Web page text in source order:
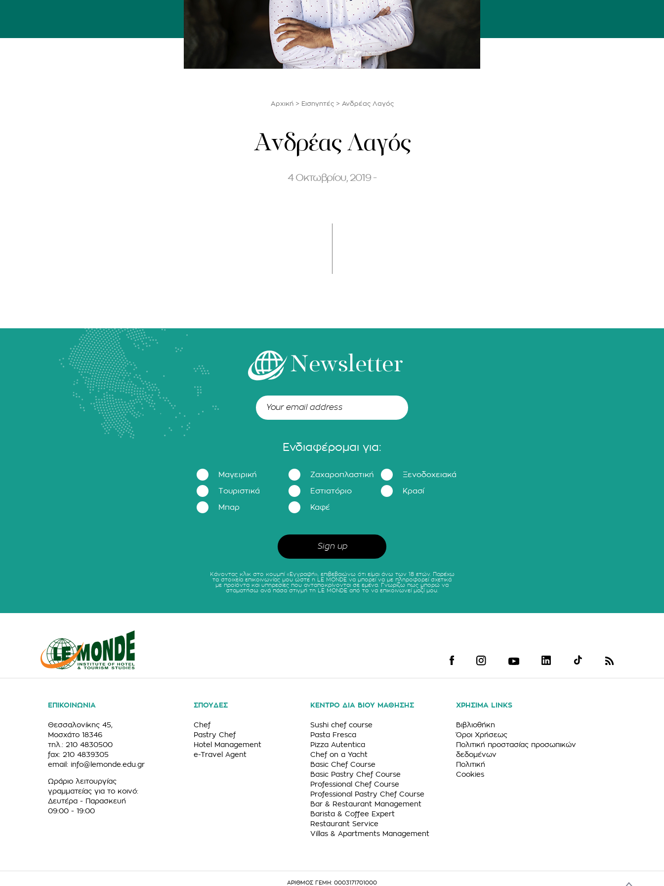
Αρχική> Εισηγητές> Ανδρέας Λαγός
Ανδρέας Λαγός
4 Οκτωβρίου, 2019 -
Newsletter
Ενδιαφέρομαι για:
Μαγειρική Ζαχαροπλαστική Ξενοδοχειακά
Τουριστικά Εστιατόριο Κρασί
Μπαρ Καφέ
Κάνοντας κλικ στο κουμπί «Εγγραφή», επιβεβαιώνω ότι είμαι άνω των 18 ετών. Παρέχω
τα στοιχεία επικοινωνίας μου ώστε η LE MONDE να μπορεί να με πληροφορεί σχετικά
με προϊόντα και υπηρεσίες που ανταποκρίνονται σε εμένα. Γνωρίζω πως μπορώ να
σταματήσω ανά πάσα στιγμή τη LE MONDE από το να επικοινωνεί μαζί μου.
ΕΠΙΚΟΙΝΩΝΙΑ
Θεσσαλονίκης 45,
Μοσχάτο 18346
τηλ.: 210 4830500
fax: 210 4839305
email: info@lemonde.edu.gr
Ωράριο λειτουργίας
γραμματείας για το κοινό:
Δευτέρα - Παρασκευή
09:00 - 19:00
ΣΠΟΥΔΕΣ
Chef
Pastry Chef
Hotel Management
e-Travel Agent
ΚΕΝΤΡΟ ΔΙΑ ΒΙΟΥ ΜΑΘΗΣΗΣ
Sushi chef course
Pasta Fresca
Pizza Autentica
Chef on a Yacht
Basic Chef Course
Basic Pastry Chef Course
Professional Chef Course
Professional Pastry Chef Course
Bar & Restaurant Management
Barista & Coffee Expert
Restaurant Service
Villas & Apartments Management
ΧΡΗΣΙΜΑ LINKS
Βιβλιοθήκη
Όροι Χρήσεως
Πολιτική προστασίας προσωπικών
δεδομένων
Πολιτική
Cookies
ΑΡΙΘΜΟΣ ΓΕΜΗ: 0003171701000